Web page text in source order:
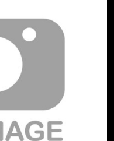
Namco $16.2B
Nexo $10.9B
跟索尼 我想沒人會當
的市值 你覺得是做